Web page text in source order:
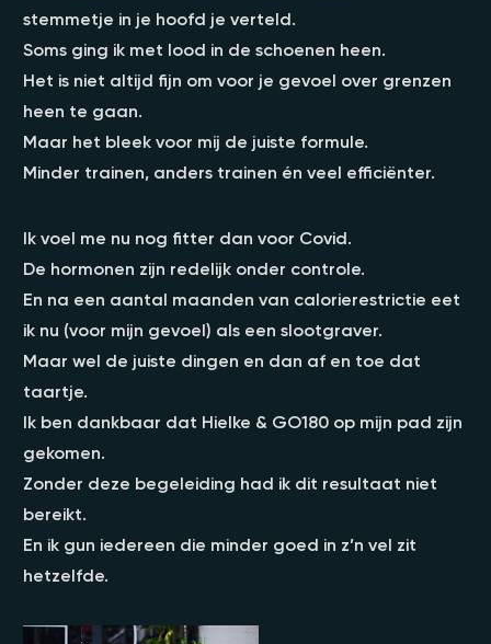
stemmetje in je hoofd je verteld.
Soms ging ik met lood in de schoenen heen.
Het is niet altijd fijn om voor je gevoel over grenzen
heen te gaan.
Maar het bleek voor mij de juiste formule.
Minder trainen, anders trainen én veel efficiënter.
Ik voel me nu nog fitter dan voor Covid.
De hormonen zijn redelijk onder controle.
En na een aantal maanden van calorierestrictie eet
ik nu (voor mijn gevoel) als een slootgraver.
Maar wel de juiste dingen en dan af en toe dat
taartje.
Ik ben dankbaar dat Hielke & GO180 op mijn pad zijn
gekomen.
Zonder deze begeleiding had ik dit resultaat niet
bereikt.
En ik gun iedereen die minder goed in z’n vel zit
hetzelfde.